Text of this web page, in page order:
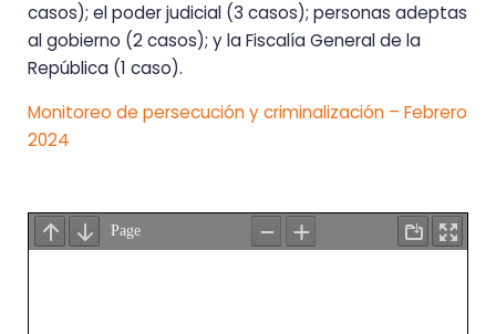
casos); el poder judicial (3 casos); personas adeptas
al gobierno (2 casos); y la Fiscalía General de la
República (1 caso).
Monitoreo de persecución y criminalización – Febrero
2024